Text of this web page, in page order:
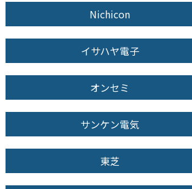
Nichicon
イサハヤ電子
オンセミ
サンケン電気
東芝